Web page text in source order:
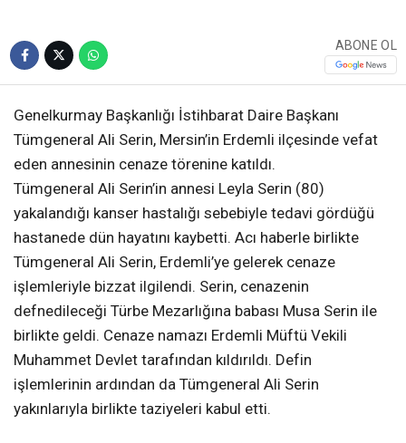
ABONE OL
Genelkurmay Başkanlığı İstihbarat Daire Başkanı
Tümgeneral Ali Serin, Mersin’in Erdemli ilçesinde vefat
eden annesinin cenaze törenine katıldı.
Tümgeneral Ali Serin’in annesi Leyla Serin (80)
yakalandığı kanser hastalığı sebebiyle tedavi gördüğü
hastanede dün hayatını kaybetti. Acı haberle birlikte
Tümgeneral Ali Serin, Erdemli’ye gelerek cenaze
işlemleriyle bizzat ilgilendi. Serin, cenazenin
defnedileceği Türbe Mezarlığına babası Musa Serin ile
birlikte geldi. Cenaze namazı Erdemli Müftü Vekili
Muhammet Devlet tarafından kıldırıldı. Defin
işlemlerinin ardından da Tümgeneral Ali Serin
yakınlarıyla birlikte taziyeleri kabul etti.